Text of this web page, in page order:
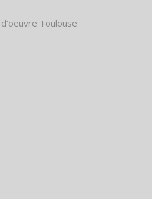
Toulouse